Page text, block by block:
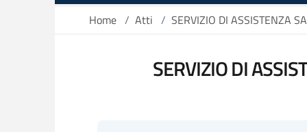
Home / Atti / SERVIZIO DI ASSISTENZA
SERVIZIO DI